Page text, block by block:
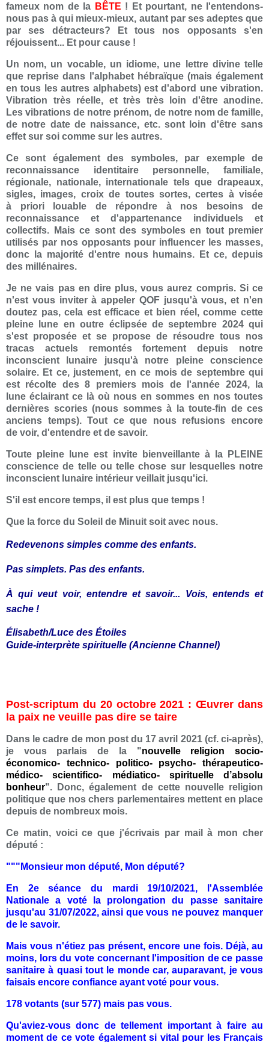
fameux nom de la BÊTE ! Et pourtant, ne l'entendons-
nous pas à qui mieux-mieux, autant par ses adeptes que
par ses détracteurs? Et tous nos opposants s'en
réjouissent... Et pour cause !
Un nom, un vocable, un idiome, une lettre divine telle
que reprise dans l'alphabet hébraïque (mais également
en tous les autres alphabets) est d'abord une vibration.
Vibration très réelle, et très très loin d'être anodine.
Les vibrations de notre prénom, de notre nom de famille,
de notre date de naissance, etc. sont loin d'être sans
effet sur soi comme sur les autres.
Ce sont également des symboles, par exemple de
reconnaissance identitaire personnelle, familiale,
régionale, nationale, internationale tels que drapeaux,
sigles, images, croix de toutes sortes, certes à visée
à priori louable de répondre à nos besoins de
reconnaissance et d'appartenance individuels et
collectifs. Mais ce sont des symboles en tout premier
utilisés par nos opposants pour influencer les masses,
donc la majorité d'entre nous humains. Et ce, depuis
des millénaires.
Je ne vais pas en dire plus, vous aurez compris. Si ce
n'est vous inviter à appeler QOF jusqu'à vous, et n'en
doutez pas, cela est efficace et bien réel, comme cette
pleine lune en outre éclipsée de septembre 2024 qui
s'est proposée et se propose de résoudre tous nos
tracas actuels remontés fortement depuis notre
inconscient lunaire jusqu'à notre pleine conscience
solaire. Et ce, justement, en ce mois de septembre qui
est récolte des 8 premiers mois de l'année 2024, la
lune éclairant ce là où nous en sommes en nos toutes
dernières scories (nous sommes à la toute-fin de ces
anciens temps). Tout ce que nous refusions encore
de voir, d'entendre et de savoir.
Toute pleine lune est invite bienveillante à la PLEINE
conscience de telle ou telle chose sur lesquelles notre
inconscient lunaire intérieur veillait jusqu'ici.
S'il est encore temps, il est plus que temps !
Que la force du Soleil de Minuit soit avec nous.
Redevenons simples comme des enfants.
Pas simplets. Pas des enfants.
À qui veut voir, entendre et savoir... Vois, entends et
sache !
Élisabeth/Luce des Étoiles
Guide-interprète spirituelle (Ancienne Channel)
Post-scriptum du 20 octobre 2021 : Œuvrer dans
la paix ne veuille pas dire se taire
Dans le cadre de mon post du 17 avril 2021 (cf. ci-après),
je vous parlais de la "nouvelle religion socio-
économico- technico- politico- psycho- thérapeutico-
médico- scientifico- médiatico- spirituelle d’absolu
bonheur". Donc, également de cette nouvelle religion
politique que nos chers parlementaires mettent en place
depuis de nombreux mois.
Ce matin, voici ce que j'écrivais par mail à mon cher
député :
"""Monsieur mon député, Mon député?
En 2e séance du mardi 19/10/2021, l'Assemblée
Nationale a voté la prolongation du passe sanitaire
jusqu'au 31/07/2022, ainsi que vous ne pouvez manquer
de le savoir.
Mais vous n'étiez pas présent, encore une fois. Déjà, au
moins, lors du vote concernant l'imposition de ce passe
sanitaire à quasi tout le monde car, auparavant, je vous
faisais encore confiance ayant voté pour vous.
178 votants (sur 577) mais pas vous.
Qu'aviez-vous donc de tellement important à faire au
moment de ce vote également si vital pour les Français